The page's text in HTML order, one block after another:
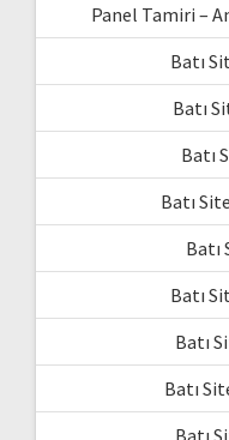
Panel Tamiri –
Batı
Batı
Batı
Batı
Batı
Batı
Batı
Batı